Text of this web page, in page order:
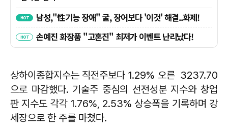
상하이종합지수는 직전주보다 1.29% 오른 3237.70
으로 마감했다. 기술주 중심의 선전성분 지수와 창업
판 지수도 각각 1.76%, 2.53% 상승폭을 기록하며 강
세장으로 한 주를 마쳤다.